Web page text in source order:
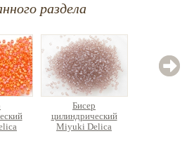
раздела
Бисер
цилиндрический
Miyuki Delica